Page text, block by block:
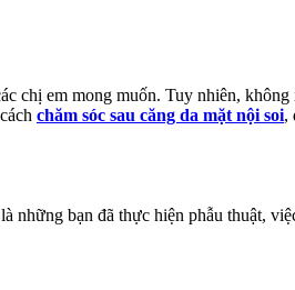
chị em mong muốn. Tuy nhiên,
chăm sóc sau căng da mặt nội soi,
bạn đã thực hiện phẫu thuật,